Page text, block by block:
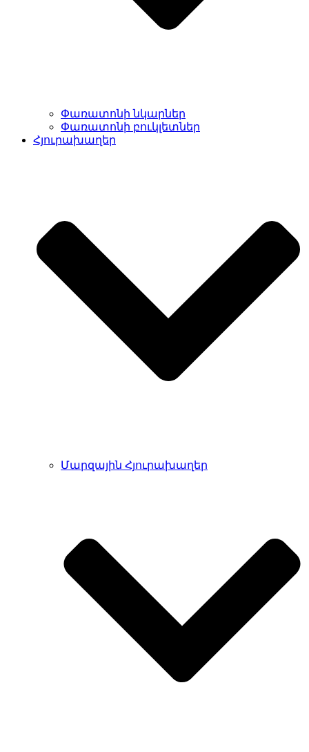
Փառատոնի նկարներ
Փառատոնի բուկլետներ
Հյուրախաղեր
Մարզային Հյուրախաղեր